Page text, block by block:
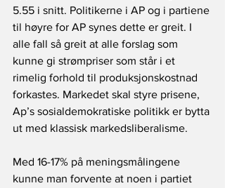
5.55 i snitt. Politikerne i AP og i partiene
til høyre for AP synes dette er greit. I
alle fall så greit at alle forslag som
kunne gi strømpriser som står i et
rimelig forhold til produksjonskostnad
forkastes. Markedet skal styre prisene,
Ap’s sosialdemokratiske politikk er bytta
ut med klassisk markedsliberalisme.
Med 16-17% på meningsmålingene
kunne man forvente at noen i partiet